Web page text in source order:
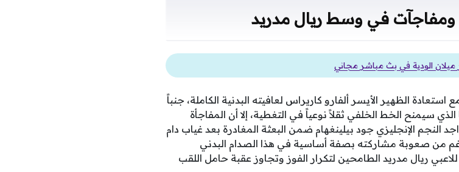
ومفاجآت في وسط ريال مدريد
ميلان الودية في بث مباشر مجاني
الظهير الأيسر ألفارو كاريراس لعافيته البدنية الكاملة، جنباً
سيمنح الخط الخلفي ثقلاً نوعياً في التغطية، إلا أن المفاجأة
النجم الإنجليزي جود بيلينغهام ضمن البعثة المغادرة بعد غياب دام
من صعوبة مشاركته بصفة أساسية في هذا الصدام البدني
ريال مدريد الطامحين لتكرار الفوز وتجاوز عقبة حامل اللقب